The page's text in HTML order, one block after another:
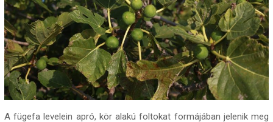
A fügefa levelein apró, kör alakú foltokat formájában jelenik meg